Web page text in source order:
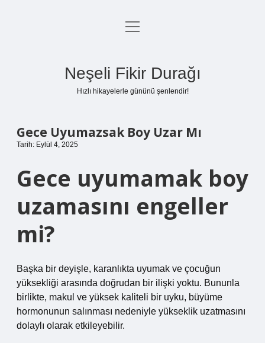
Anasayfa
menüyü
Neşeli Fikir Durağı
Hızlı hikayelerle gününü şenlendir!
Gece Uyumazsak Boy Uzar Mı
Tarih: Eylül 4, 2025
Gece uyumamak boy
uzamasını engeller
mi?
Başka bir deyişle, karanlıkta uyumak ve çocuğun
yüksekliği arasında doğrudan bir ilişki yoktu. Bununla
birlikte, makul ve yüksek kaliteli bir uyku, büyüme
hormonunun salınması nedeniyle yükseklik uzatmasını
dolaylı olarak etkileyebilir.